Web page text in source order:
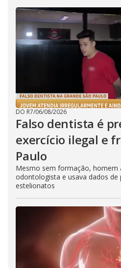
DO R7/06/08/2026
Falso dentista é
exercício ilegal e
Paulo
Mesmo sem formação, homem
odontologista e usava dados de
estelionatos